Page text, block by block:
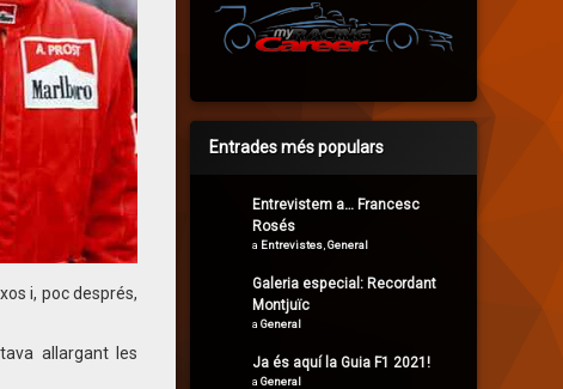
i, poc després,
allargant les
Entrades més populars
Entrevistem a… Francesc
Rosés
a Entrevistes General
Galeria especial: Recordant
Montjuïc
a General
Ja és aquí la Guia F1 2021!
a General